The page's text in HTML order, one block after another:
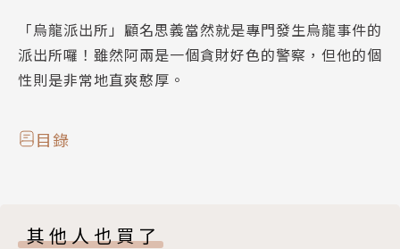
「烏龍派出所」顧名思義當然就是專門發生烏龍事件的
派出所囉！雖然阿兩是一個貪財好色的警察，但他的個
性則是非常地直爽憨厚。
目錄
其他人也買了